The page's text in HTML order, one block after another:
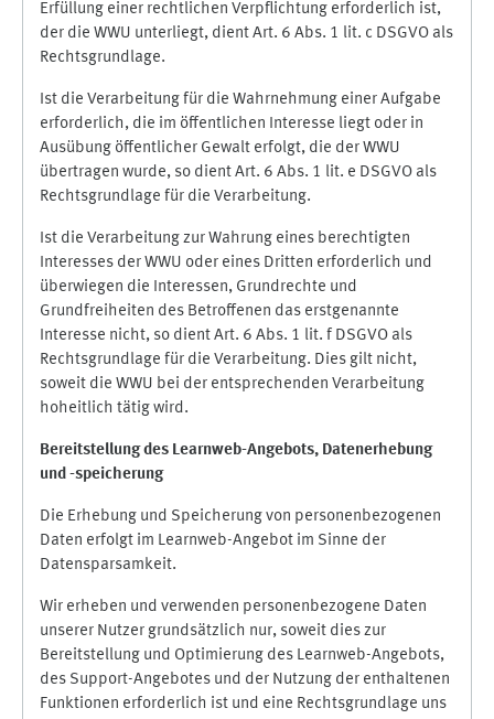
Erfüllung einer rechtlichen Verpflichtung erforderlich ist,
der die WWU unterliegt, dient Art. 6 Abs. 1 lit. c DSGVO als
Rechtsgrundlage.
Ist die Verarbeitung für die Wahrnehmung einer Aufgabe
erforderlich, die im öffentlichen Interesse liegt oder in
Ausübung öffentlicher Gewalt erfolgt, die der WWU
übertragen wurde, so dient Art. 6 Abs. 1 lit. e DSGVO als
Rechtsgrundlage für die Verarbeitung.
Ist die Verarbeitung zur Wahrung eines berechtigten
Interesses der WWU oder eines Dritten erforderlich und
überwiegen die Interessen, Grundrechte und
Grundfreiheiten des Betroffenen das erstgenannte
Interesse nicht, so dient Art. 6 Abs. 1 lit. f DSGVO als
Rechtsgrundlage für die Verarbeitung. Dies gilt nicht,
soweit die WWU bei der entsprechenden Verarbeitung
hoheitlich tätig wird.
Bereitstellung des Learnweb-Angebots, Datenerhebung
und -speicherung
Die Erhebung und Speicherung von personenbezogenen
Daten erfolgt im Learnweb-Angebot im Sinne der
Datensparsamkeit.
Wir erheben und verwenden personenbezogene Daten
unserer Nutzer grundsätzlich nur, soweit dies zur
Bereitstellung und Optimierung des Learnweb-Angebots,
des Support-Angebotes und der Nutzung der enthaltenen
Funktionen erforderlich ist und eine Rechtsgrundlage uns